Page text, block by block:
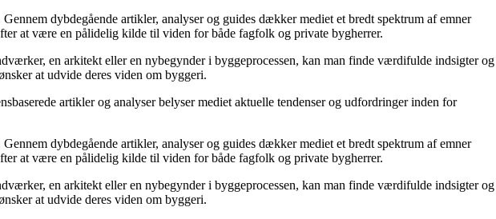
dybdegående artikler, analyser og guides dækker mediet et bredt spektrum af emner
at være en pålidelig kilde til viden for både fagfolk og private bygherrer.
en arkitekt eller en nybegynder i byggeprocessen, kan man finde værdifulde indsigter og
at udvide deres viden om byggeri.
artikler og analyser belyser mediet aktuelle tendenser og udfordringer inden for
dybdegående artikler, analyser og guides dækker mediet et bredt spektrum af emner
at være en pålidelig kilde til viden for både fagfolk og private bygherrer.
en arkitekt eller en nybegynder i byggeprocessen, kan man finde værdifulde indsigter og
at udvide deres viden om byggeri.